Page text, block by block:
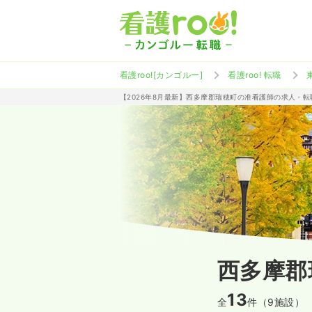
看護roo![カンゴルー] 看護roo! 転職
【2026年8月最新】西多摩郡瑞穂町の准看護師の求人・
西多摩
全13件（9施設）